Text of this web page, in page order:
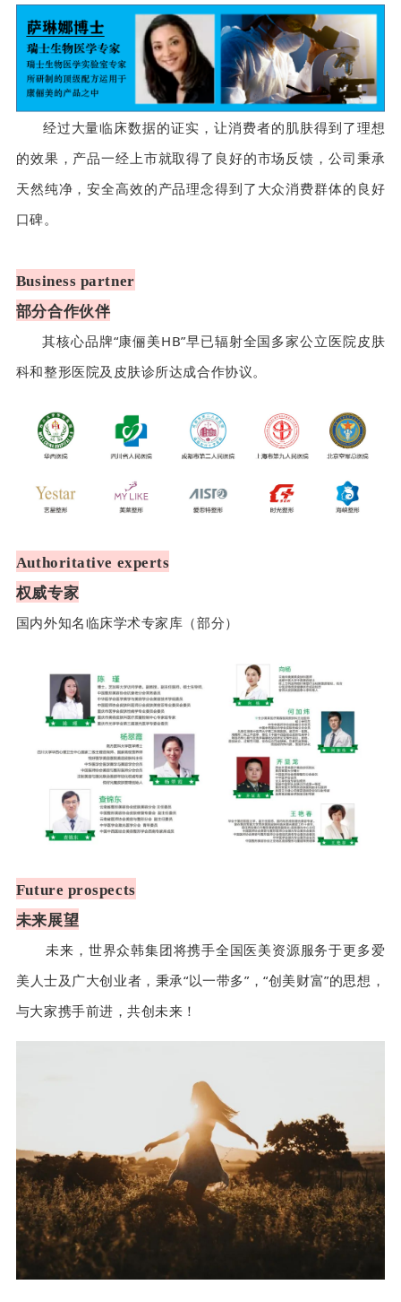
经过大量临床数据的证实，让消费者的肌肤得到了理想
的效果，产品一经上市就取得了良好的市场反馈，公司秉承
天然纯净，安全高效的产品理念得到了大众消费群体的良好
口碑。
Business partner
部分合作伙伴
其核心品牌“康俪美HB”早已辐射全国多家公立医院皮肤
科和整形医院及皮肤诊所达成合作协议。
Authoritative experts
权威专家
国内外知名临床学术专家库（部分）
Future prospects
未来展望
未来，世界众韩集团将携手全国医美资源服务于更多爱
美人士及广大创业者，秉承“以一带多”，“创美财富”的思想，
与大家携手前进，共创未来！